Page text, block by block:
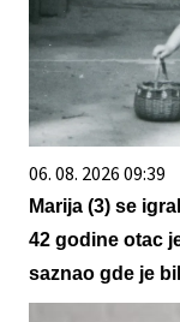
06. 08. 2026 09:39
Marija (3) se
42 godine otac
saznao gde je